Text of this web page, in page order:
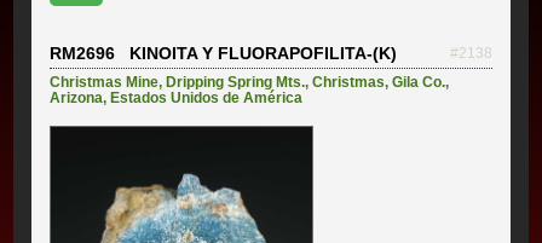
RM2696 KINOITA Y FLUORAPOFILITA-(K)
#2138
Christmas Mine,Dripping Spring Mts.,Christmas,Gila Co.,
Arizona,Estados Unidos de América